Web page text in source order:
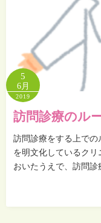
5
6月
2019
訪問診療のル
訪問診療をする上で
を明文化しているク
おいたうえで、訪問診